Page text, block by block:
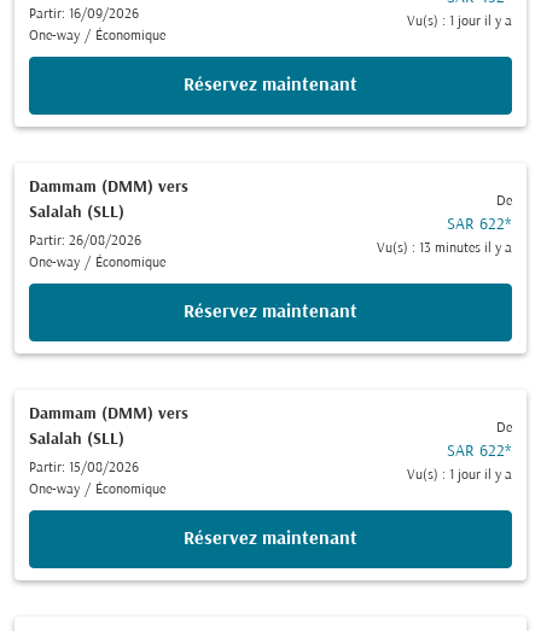
Partir: 16/09/2026
One-way / Économique
Vu(s) : 1 jour il y a
Réservez maintenant
Dammam (DMM) vers
Salalah (SLL)
Partir: 26/08/2026
One-way / Économique
De
SAR 622*
Vu(s) : 13 minutes il y a
Réservez maintenant
Dammam (DMM) vers
Salalah (SLL)
Partir: 15/08/2026
One-way / Économique
De
SAR 622*
Vu(s) : 1 jour il y a
Réservez maintenant